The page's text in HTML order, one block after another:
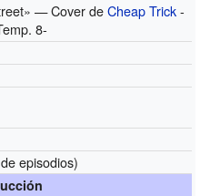
— Cover deCheap Trick-
8-
episodios)